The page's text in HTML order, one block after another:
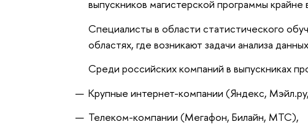
выпускников магистерской программы
Специалисты в области статистического
областях, где возникают задачи анализа
Среди российских компаний в выпускниках
Крупные интернет-компании (Яндекс,
Телеком-компании (Мегафон, Билайн, МТС),